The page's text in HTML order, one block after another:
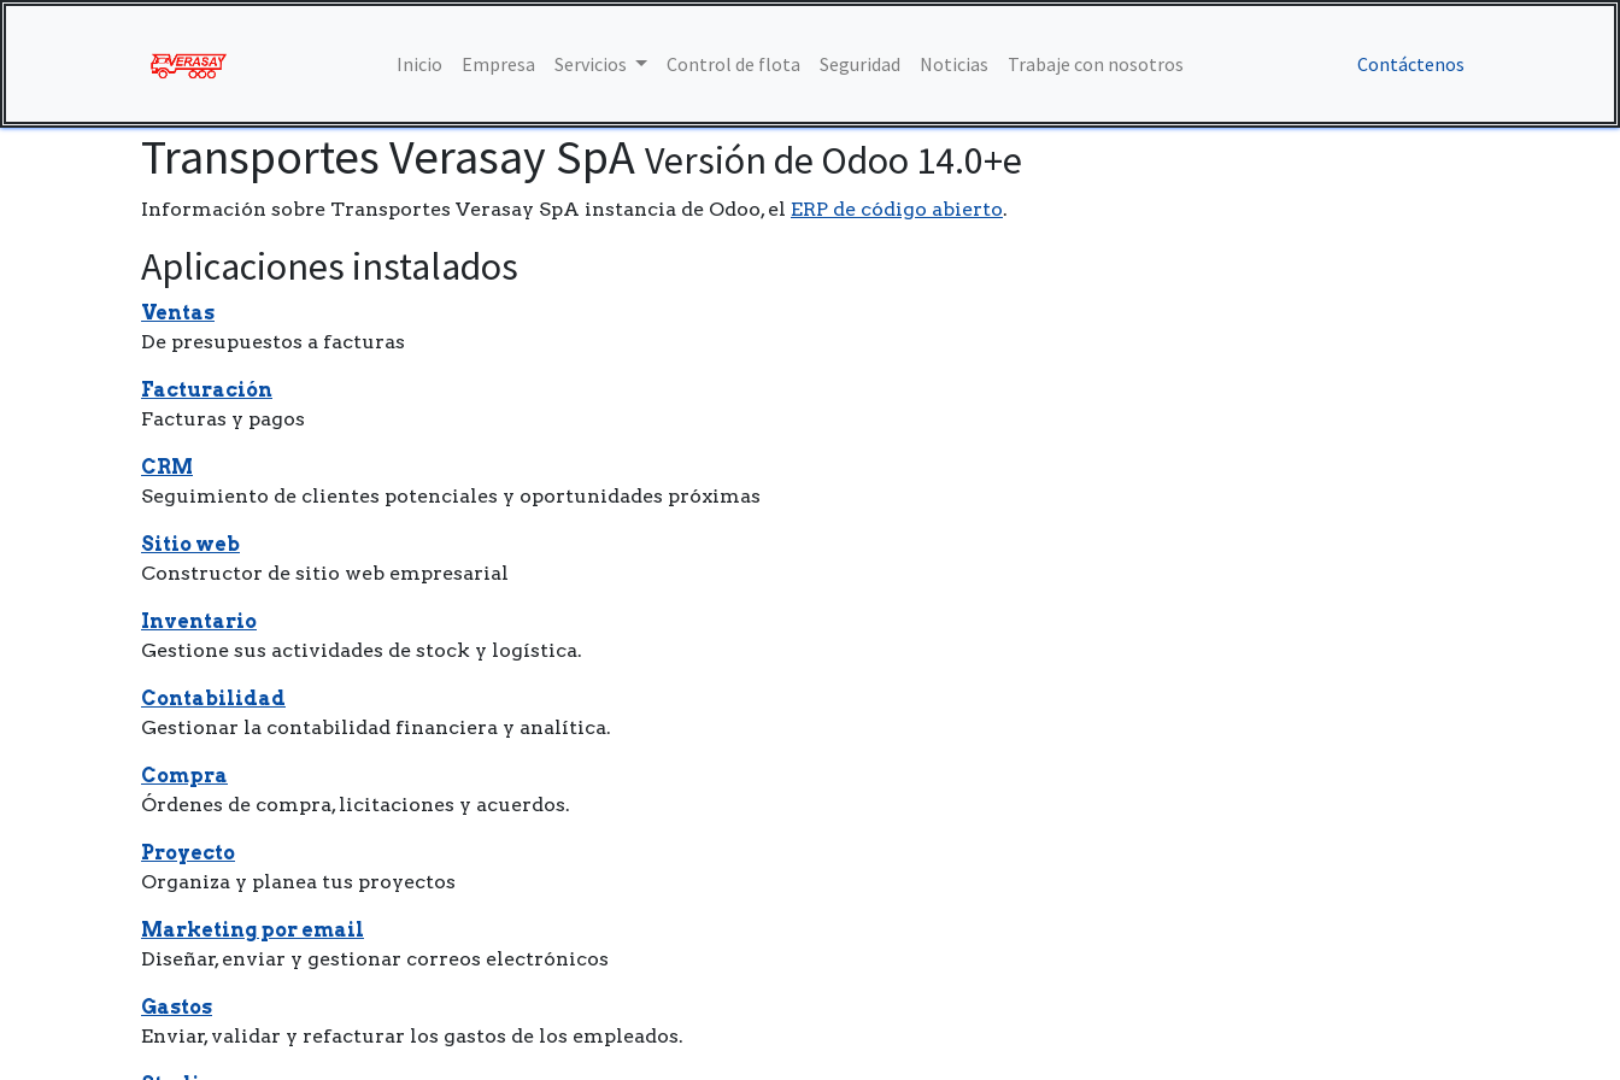
Inicio Empresa Servicios Control de flota Seguridad Noticias Trabaje con nosotros Contáctenos
Transportes Verasay SpA Versión de Odoo 14.0+e
Información sobre Transportes Verasay SpA instancia de Odoo, el ERP de código abierto.
Aplicaciones instalados
Ventas
De presupuestos a facturas
Facturación
Facturas y pagos
CRM
Seguimiento de clientes potenciales y oportunidades próximas
Sitio web
Constructor de sitio web empresarial
Inventario
Gestione sus actividades de stock y logística.
Contabilidad
Gestionar la contabilidad financiera y analítica.
Compra
Órdenes de compra, licitaciones y acuerdos.
Proyecto
Organiza y planea tus proyectos
Marketing por email
Diseñar, enviar y gestionar correos electrónicos
Gastos
Enviar, validar y refacturar los gastos de los empleados.